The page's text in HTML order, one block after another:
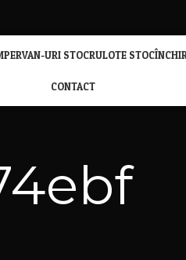
URI STOCRULOTE STOC
CONTACT